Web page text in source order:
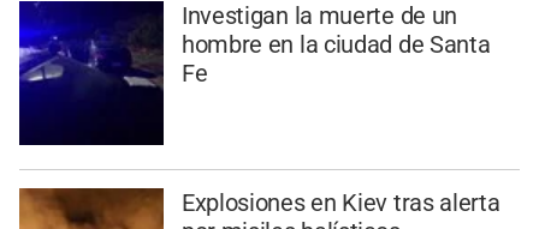
Investigan la muerte de un
hombre en la ciudad de Santa
Fe
Explosiones en Kiev tras alerta